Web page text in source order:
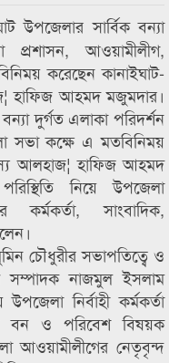
উপজেলার সার্বিক বন্যা
প্রশাসন, আওয়ামীলীগ,
করেছেন কানাইঘাট-
হাফিজ আহমদ মজুমদার।
দুর্গত এলাকা পরিদর্শন
সভা কক্ষে এ মতবিনিময়
আলহাজ¦ হাফিজ আহমদ
নিয়ে উপজেলা
কর্মকর্তা, সাংবাদিক,
চৌধুরীর সভাপতিত্বে ও
সম্পাদক নাজমুল ইসলাম
নির্বাহী কর্মকর্তা
বন ও পরিবেশ বিষয়ক
আওয়ামীলীগের নেতৃবৃন্দ